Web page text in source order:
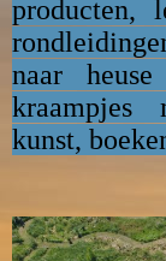
producten,
naar
kraampjes
kunst,